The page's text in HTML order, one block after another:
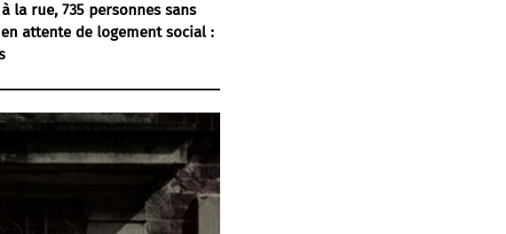
la rue, 735 personnes sans
attente de logement social :